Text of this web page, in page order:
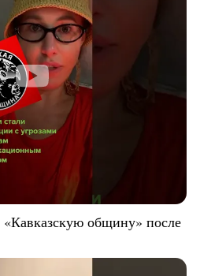
«Кавказскую общину» после